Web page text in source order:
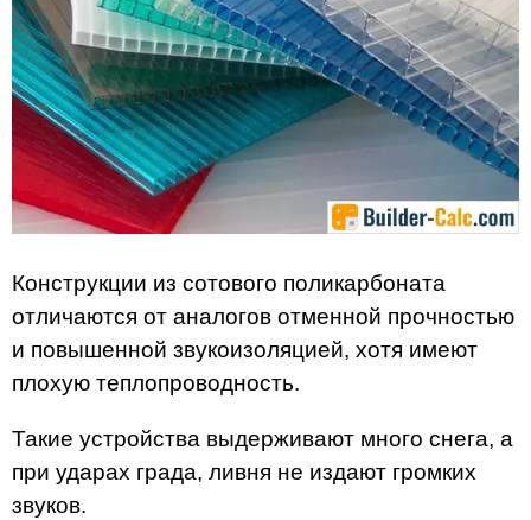
Конструкции из сотового поликарбоната
отличаются от аналогов отменной прочностью
и повышенной звукоизоляцией, хотя имеют
плохую теплопроводность.
Такие устройства выдерживают много снега, а
при ударах града, ливня не издают громких
звуков.